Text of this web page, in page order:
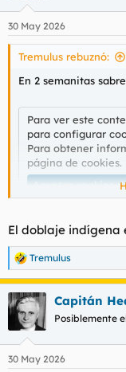
e
s
30 May 2026
Tremulus rebuznó:
En 2 semanitas
Para ver este
para configurar
Para obtener
página de cookies.
Aceptar cookies
Preparad el lubricante.
El doblaje indígena
R
e
a
c
c
e
Tremulus
Capitán
Posiblemente
30 May 2026